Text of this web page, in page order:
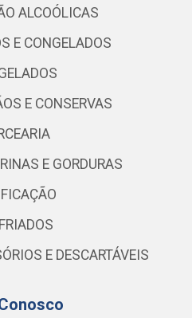
ALCOÓLICAS
E CONGELADOS
E CONSERVAS
E GORDURAS
E DESCARTÁVEIS